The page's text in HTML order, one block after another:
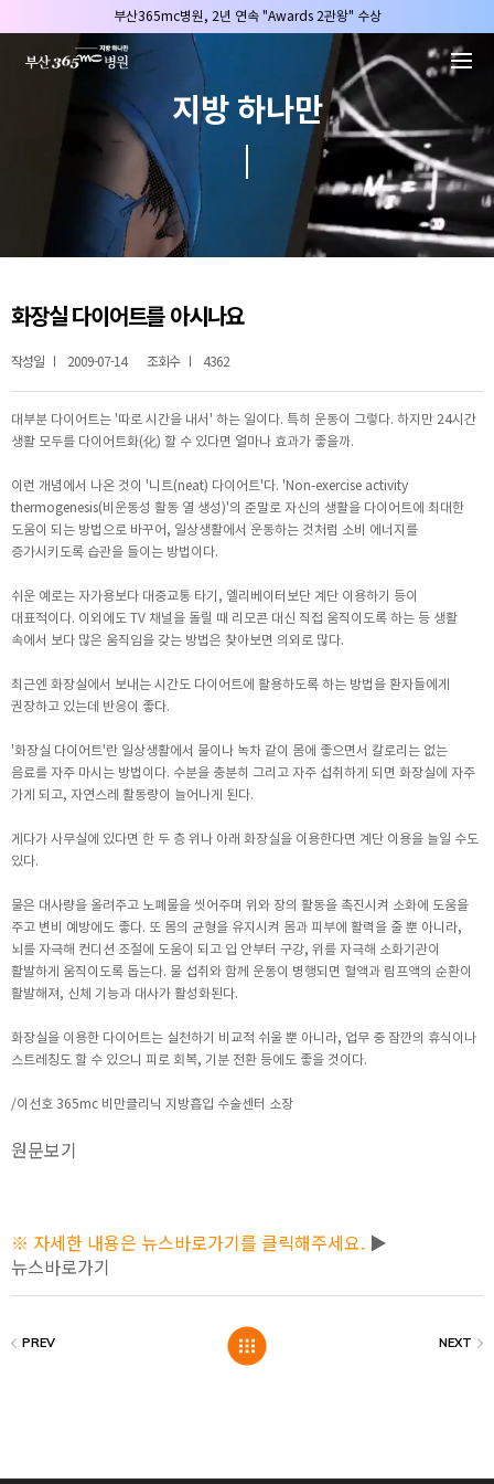
부산365mc병원, 2년 연속 "Awards 2관왕" 수상
2025 "부산365mc 보건복지부 장관상" 수상!
부산365mc병원, 8/15(토) 광복절 정상진료
부산365mc병원, 2년 연속 "Awards 2관왕" 수상
2025 "부산365mc 보건복지부 장관상" 수상!
지방 하나만
화장실 다이어트를 아시나요
작성일 2009-07-14 조회수 4362
대부분 다이어트는 '따로 시간을 내서' 하는 일이다. 특히 운동이 그렇다. 하지만 24시간
생활 모두를 다이어트화(化) 할 수 있다면 얼마나 효과가 좋을까.
이런 개념에서 나온 것이 '니트(neat) 다이어트'다. 'Non-exercise activity
thermogenesis(비운동성 활동 열 생성)'의 준말로 자신의 생활을 다이어트에 최대한
도움이 되는 방법으로 바꾸어, 일상생활에서 운동하는 것처럼 소비 에너지를
증가시키도록 습관을 들이는 방법이다.
쉬운 예로는 자가용보다 대중교통 타기, 엘리베이터보단 계단 이용하기 등이
대표적이다. 이외에도 TV 채널을 돌릴 때 리모콘 대신 직접 움직이도록 하는 등 생활
속에서 보다 많은 움직임을 갖는 방법은 찾아보면 의외로 많다.
최근엔 화장실에서 보내는 시간도 다이어트에 활용하도록 하는 방법을 환자들에게
권장하고 있는데 반응이 좋다.
'화장실 다이어트'란 일상생활에서 물이나 녹차 같이 몸에 좋으면서 칼로리는 없는
음료를 자주 마시는 방법이다. 수분을 충분히 그리고 자주 섭취하게 되면 화장실에 자주
가게 되고, 자연스레 활동량이 늘어나게 된다.
게다가 사무실에 있다면 한 두 층 위나 아래 화장실을 이용한다면 계단 이용을 늘일 수도
있다.
물은 대사량을 올려주고 노폐물을 씻어주며 위와 장의 활동을 촉진시켜 소화에 도움을
주고 변비 예방에도 좋다. 또 몸의 균형을 유지시켜 몸과 피부에 활력을 줄 뿐 아니라,
뇌를 자극해 컨디션 조절에 도움이 되고 입 안부터 구강, 위를 자극해 소화기관이
활발하게 움직이도록 돕는다. 물 섭취와 함께 운동이 병행되면 혈액과 림프액의 순환이
활발해져, 신체 기능과 대사가 활성화된다.
화장실을 이용한 다이어트는 실천하기 비교적 쉬울 뿐 아니라, 업무 중 잠깐의 휴식이나
스트레칭도 할 수 있으니 피로 회복, 기분 전환 등에도 좋을 것이다.
/이선호 365mc 비만클리닉 지방흡입 수술센터 소장
원문보기
※ 자세한 내용은 뉴스바로가기를 클릭해주세요. ▶
뉴스바로가기